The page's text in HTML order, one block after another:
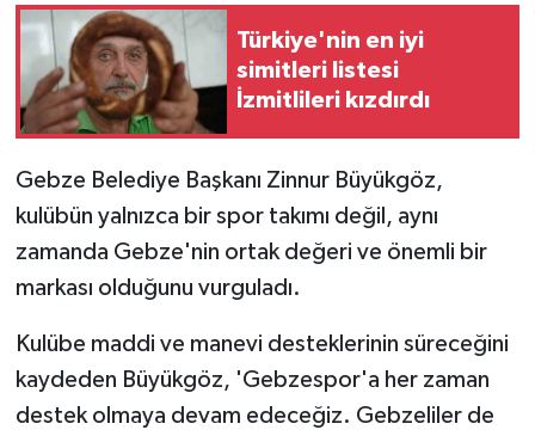
Türkiye'nin en iyi
simitleri listesi
İzmitlileri kızdırdı
Gebze Belediye Başkanı Zinnur Büyükgöz,
kulübün yalnızca bir spor takımı değil, aynı
zamanda Gebze'nin ortak değeri ve önemli bir
markası olduğunu vurguladı.
Kulübe maddi ve manevi desteklerinin süreceğini
kaydeden Büyükgöz, 'Gebzespor'a her zaman
destek olmaya devam edeceğiz. Gebzeliler de
Kadın
KÜLTÜR SANAT
Otomobil
POLİTİKA
Sağlık
SİYASET